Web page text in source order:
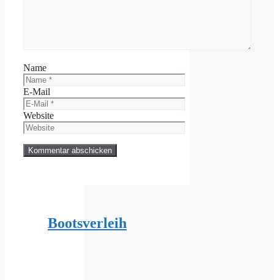
Name
E-Mail
Website
Bootsverleih